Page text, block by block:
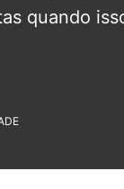
quando